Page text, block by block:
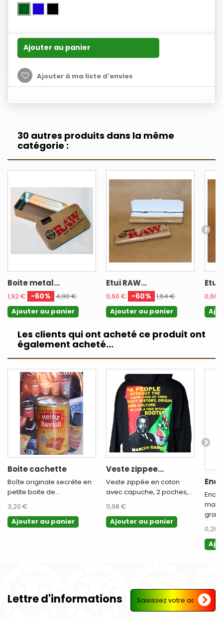
Ajouter au panier
Ajouter à ma liste d'envies
30 autres produits dans la même
catégorie :
Boite metal...
1,92 € -60% 4,80 €
Ajouter au panier
Etui RAW...
0,66 € -60% 1,64 €
Ajouter au panier
Etui
0,66
Les clients qui ont acheté ce produit ont
également acheté...
Boite cachette
Boîte originale secrète en
petite boite de...
3,20 €
Ajouter au panier
Veste zippee...
Veste zippée en coton
avec capuche, 2 poches,...
11,98 €
Ajouter au panier
0,26
Lettre d'informations